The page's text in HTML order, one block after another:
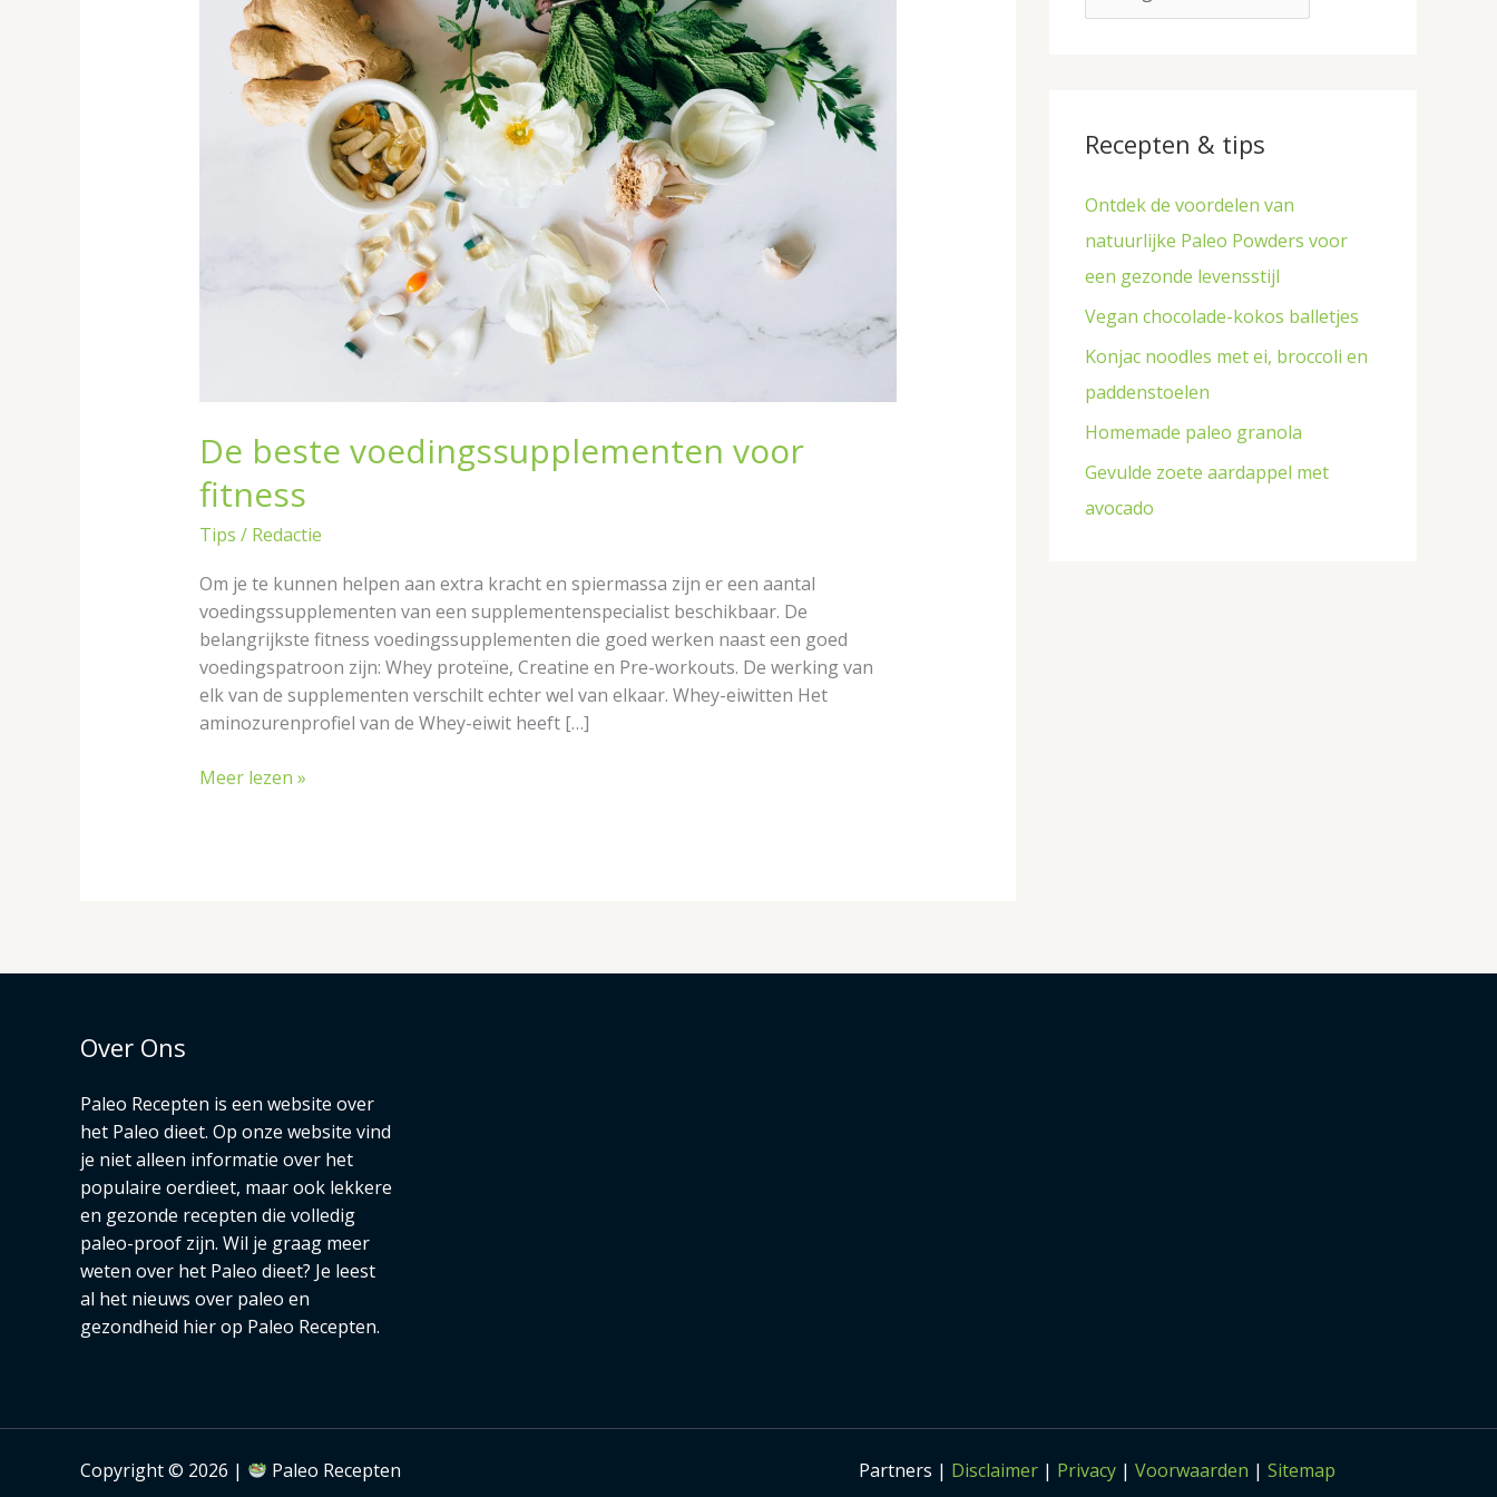
De beste voedingssupplementen voor
fitness
Tips / Redactie
Om je te kunnen helpen aan extra kracht en spiermassa zijn er een aantal
voedingssupplementen van een supplementenspecialist beschikbaar. De
belangrijkste fitness voedingssupplementen die goed werken naast een goed
voedingspatroon zijn: Whey proteïne, Creatine en Pre-workouts. De werking van
elk van de supplementen verschilt echter wel van elkaar. Whey-eiwitten Het
aminozurenprofiel van de Whey-eiwit heeft […]
voedingssupplementen
voor
fitness
Meer lezen »
r
Recepten & tips
Ontdek de voordelen van
natuurlijke Paleo Powders voor
een gezonde levensstijl
Vegan chocolade-kokos balletjes
Konjac noodles met ei, broccoli en
paddenstoelen
Homemade paleo granola
Gevulde zoete aardappel met
avocado
Over Ons
Paleo Recepten is een website over
het Paleo dieet. Op onze website vind
je niet alleen informatie over het
populaire oerdieet, maar ook lekkere
en gezonde recepten die volledig
paleo-proof zijn. Wil je graag meer
weten over het Paleo dieet? Je leest
al het nieuws over paleo en
gezondheid hier op Paleo Recepten.
Copyright © 2026 | Paleo Recepten Partners | Disclaimer| Privacy| Voorwaarden | Sitemap